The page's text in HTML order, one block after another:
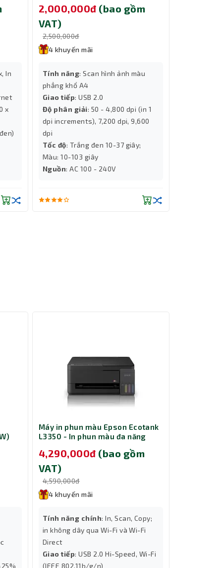
HP,
In
x
2,000,000đ (bao gồm
VAT)
2,500,000đ
4 khuyến mãi
Tính năng: Scan hình ảnh màu
phẳng khổ A4
Giao tiếp: USB 2.0
Độ phân giải: 50 - 4,800 dpi (in 1
dpi increments), 7,200 dpi, 9,600
dpi
Tốc độ: Trắng đen 10-37 giây;
Màu: 10-103 giây
Nguồn: AC 100 - 240V
Máy in phun màu Epson Ecotank
L3350 - In phun màu đa năng
4,290,000đ (bao gồm
VAT)
4,590,000đ
4 khuyến mãi
Tính năng chính: In, Scan, Copy;
in không dây qua Wi-Fi và Wi-Fi
Direct
Giao tiếp: USB 2.0 Hi-Speed, Wi-Fi
(IEEE 802.11b/g/n)